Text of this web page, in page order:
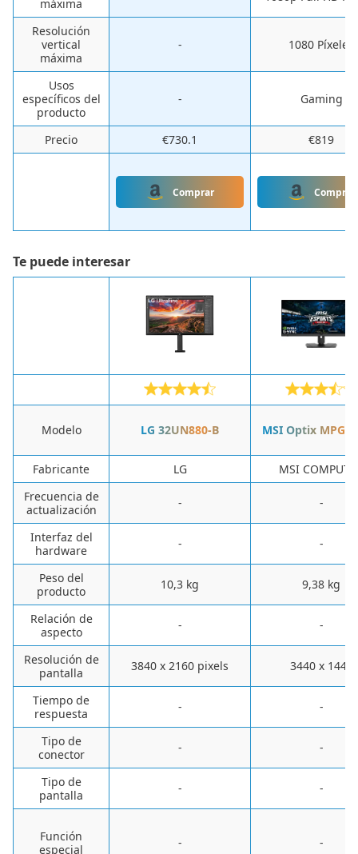
máxima
Resolución
vertical
máxima
- ‎1080 Píxeles
Usos
específicos del
producto
- Gaming
Precio €730.1 €819
Comprar Comprar
Te puede interesar
Modelo LG 32UN880-B MSI Optix
Fabricante ‎LG
‎MSI
Frecuencia de
actualización
- -
Interfaz del
hardware
- -
Peso del
producto
‎10,3 kg ‎9,38 kg
Relación de
aspecto
- -
Resolución de
pantalla
‎3840 x 2160 pixels ‎3440 x 1440
Tiempo de
respuesta
- -
Tipo de
conector
- -
Tipo de
pantalla
- -
Función
especial
- -